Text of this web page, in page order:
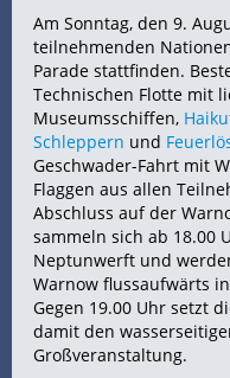
Am Sonntag, den 9.
teilnehmenden
Parade stattfinden.
Technischen Flotte mit
Museumsschiffen,
Schleppern und
Geschwader-Fahrt mit
Flaggen aus allen
Abschluss auf der
sammeln sich ab 18.00
Neptunwerft und
Warnow flussaufwärts
Gegen 19.00 Uhr setzt
damit den
Großveranstaltung.